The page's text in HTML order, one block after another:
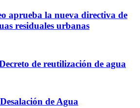
aprueba la nueva directiva de
residuales urbanas
de reutilización de agua
de Agua